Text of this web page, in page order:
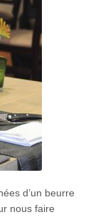
d’un beurre
nous faire